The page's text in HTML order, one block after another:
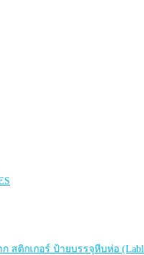
ติกเกอร์ ป้ายบรรจุหีบห่อ (Lable